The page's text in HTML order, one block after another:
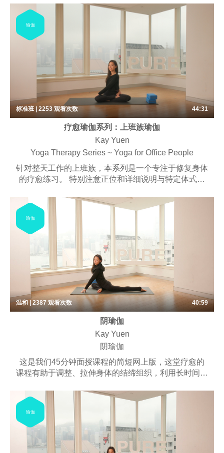
身心联系。
瑜伽
标准班 | 2253 观看次数 44:31
疗愈瑜伽系列：上班族瑜伽
Kay Yuen
Yoga Therapy Series ~ Yoga for Office People
针对整天工作的上班族，本系列是一个专注于修复身体
的疗愈练习。 特别注意正位和详细说明与特定体式相
具。
瑜伽
温和 | 2387观看次数 40:59
阴瑜伽
Kay Yuen
阴瑜伽
这是我们45分钟面授课程的简短网上版，这堂疗愈的
课程有助于调整、拉伸身体的结缔组织，利用长时间停
力。课程可能包含些许呼吸练习、梵唱，以及冥想。
适合不想费力，又能达到伸展效果的练习者。
瑜伽